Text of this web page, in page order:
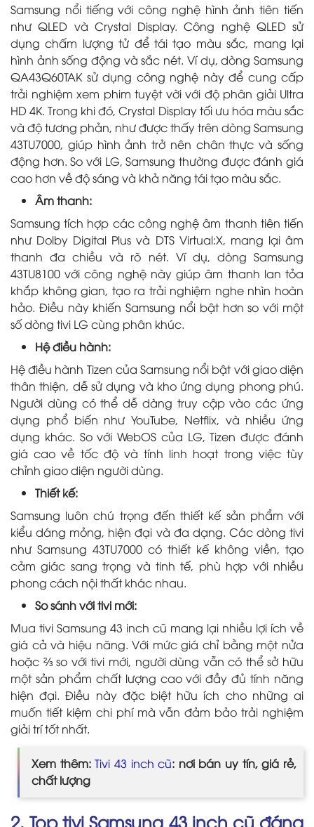
Samsung nổi tiếng với công nghệ hình ảnh tiên tiến
như QLED và Crystal Display. Công nghệ QLED sử
dụng chấm lượng tử để tái tạo màu sắc, mang lại
hình ảnh sống động và sắc nét. Ví dụ, dòng Samsung
QA43Q60TAK sử dụng công nghệ này để cung cấp
trải nghiệm xem phim tuyệt vời với độ phân giải Ultra
HD 4K. Trong khi đó, Crystal Display tối ưu hóa màu sắc
và độ tương phản, như được thấy trên dòng Samsung
43TU7000, giúp hình ảnh trở nên chân thực và sống
động hơn. So với LG, Samsung thường được đánh giá
cao hơn về độ sáng và khả năng tái tạo màu sắc.
Âm thanh:
Samsung tích hợp các công nghệ âm thanh tiên tiến
như Dolby Digital Plus và DTS Virtual:X, mang lại âm
thanh đa chiều và rõ nét. Ví dụ, dòng Samsung
43TU8100 với công nghệ này giúp âm thanh lan tỏa
khắp không gian, tạo ra trải nghiệm nghe nhìn hoàn
hảo. Điều này khiến Samsung nổi bật hơn so với một
số dòng tivi LG cùng phân khúc.
Hệ điều hành:
Hệ điều hành Tizen của Samsung nổi bật với giao diện
thân thiện, dễ sử dụng và kho ứng dụng phong phú.
Người dùng có thể dễ dàng truy cập vào các ứng
dụng phổ biến như YouTube, Netflix, và nhiều ứng
dụng khác. So với WebOS của LG, Tizen được đánh
giá cao về tốc độ và tính linh hoạt trong việc tùy
chỉnh giao diện người dùng.
Thiết kế:
Samsung luôn chú trọng đến thiết kế sản phẩm với
kiểu dáng mỏng, hiện đại và đa dạng. Các dòng tivi
như Samsung 43TU7000 có thiết kế không viền, tạo
cảm giác sang trọng và tinh tế, phù hợp với nhiều
phong cách nội thất khác nhau.
So sánh với tivi mới:
Mua tivi Samsung 43 inch cũ mang lại nhiều lợi ích về
giá cả và hiệu năng. Với mức giá chỉ bằng một nửa
hoặc ⅔ so với tivi mới, người dùng vẫn có thể sở hữu
một sản phẩm chất lượng cao với đầy đủ tính năng
hiện đại. Điều này đặc biệt hữu ích cho những ai
muốn tiết kiệm chi phí mà vẫn đảm bảo trải nghiệm
giải trí tốt nhất.
Xem thêm:Tivi 43 inch cũ: nơi bán uy tín, giá rẻ,
chất lượng
2. Top tivi Samsung 43 inch cũ đáng